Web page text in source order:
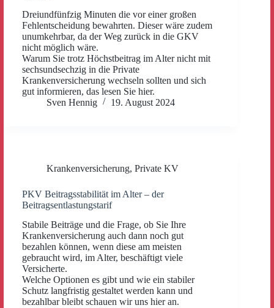
Dreiundfünfzig Minuten die vor einer großen
Fehlentscheidung bewahrten. Dieser wäre zudem
unumkehrbar, da der Weg zurück in die GKV
nicht möglich wäre.
Warum Sie trotz Höchstbeitrag im Alter nicht mit
sechsundsechzig in die Private
Krankenversicherung wechseln sollten und sich
gut informieren, das lesen Sie hier.
Sven Hennig
19. August 2024
Krankenversicherung, Private KV
PKV Beitragsstabilität im Alter – der
Beitragsentlastungstarif
Stabile Beiträge und die Frage, ob Sie Ihre
Krankenversicherung auch dann noch gut
bezahlen können, wenn diese am meisten
gebraucht wird, im Alter, beschäftigt viele
Versicherte.
Welche Optionen es gibt und wie ein stabiler
Schutz langfristig gestaltet werden kann und
bezahlbar bleibt schauen wir uns hier an.